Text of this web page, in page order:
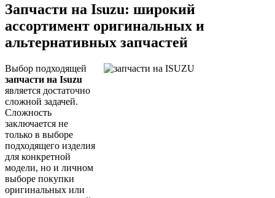
Запчасти на Isuzu: широкий
ассортимент оригинальных и
альтернативных запчастей
Выбор подходящей
запчасти на Isuzu
является достаточно
сложной задачей.
Сложность
заключается не
только в выборе
подходящего изделия
для конкретной
модели, но и личном
выборе покупки
оригинальных или